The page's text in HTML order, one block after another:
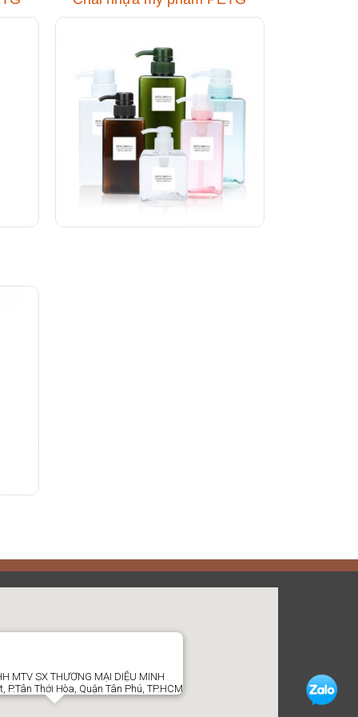
MTV SX THƯƠNG MẠI DIỆU MINH
P.Tân Thới Hòa, Quận Tân Phú, TP.HCM